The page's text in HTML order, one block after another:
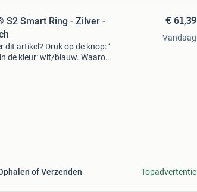
S2 Smart Ring - Zilver -
dit artikel? Druk op de knop: ‘
de kleur: wit/blauw. Waarom
of Verzenden
€ 61,39
Vandaag
Topadvertentie